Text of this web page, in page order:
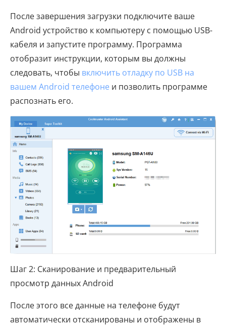
После завершения загрузки подключите ваше
Android устройство к компьютеру с помощью USB-
кабеля и запустите программу. Программа
отобразит инструкции, которым вы должны
следовать, чтобы включить отладку по USB на
вашем Android телефоне и позволить программе
распознать его.
Шаг 2: Сканирование и предварительный
просмотр данных Android
После этого все данные на телефоне будут
автоматически отсканированы и отображены в